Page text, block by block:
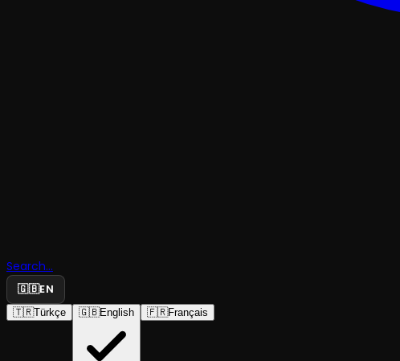
Search...
🇬🇧EN
🇹🇷Türkçe 🇬🇧English 🇫🇷Français
Lysistrata
Sivas Devlet Tiyatrosu